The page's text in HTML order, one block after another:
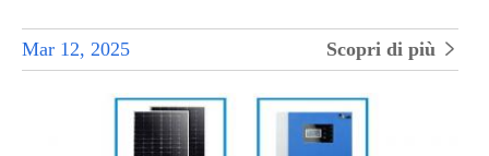
Mar 12, 2025 Scopri di più 